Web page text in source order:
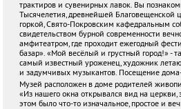
трактиров и сувенирных лавок. Вы
Тысячелетия, древнейшей Благовещенской
горкой, Свято-Покровским кафедральным
свидетельством бурной современности
амфитеатром, где проходит ежегодный
базар». «Мой весёлый и грустный город!» -
самый известный уроженец, художник
и задумчивых музыкантов. Посещение
Музей расположен в доме родителей
«Из нашего окна открывался вид на церкви,
этом было что-то изначальное, простое и